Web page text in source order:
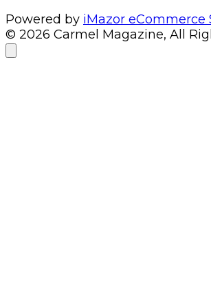
Powered by iMazor eCommerce
© 2026 Carmel Magazine, All